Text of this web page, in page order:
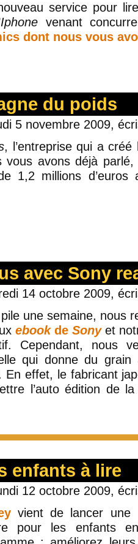
service pour
Iphone venant
dont nous vous
du poids
5 novembre 2009,
, l’entreprise qui a
vous avons déjà
1,2 millions d’euros
avec Sony
14 octobre 2009,
une semaine, nous
ebookde Sonyet
Cependant, nous
qui donne du
En effet, le fabricant
l’auto édition de
enfants à lire
12 octobre 2009,
vient de lancer une
pour les enfants